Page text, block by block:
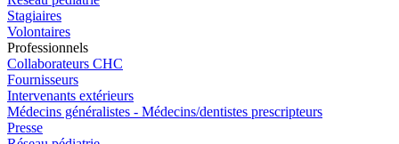
Stagiaires
Volontaires
Professionnels
Collaborateurs CHC
Fournisseurs
Intervenants extérieurs
Médecins généralistes - Médecins/dentistes prescripteurs
Presse